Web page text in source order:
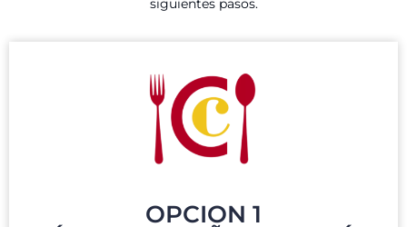
siguientes pasos.
OPCION 1